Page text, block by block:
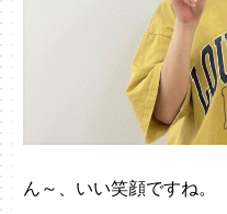
ん～、いい笑顔ですね。